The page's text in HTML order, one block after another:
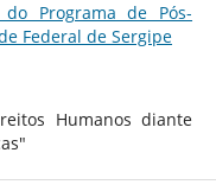
Programa de Pós-
Federal de Sergipe
Humanos diante